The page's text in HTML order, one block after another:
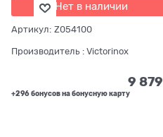
Нет в наличии
Артикул: Z054100
Производитель : Victorinox
9 879
+296 бонусов на бонусную карту